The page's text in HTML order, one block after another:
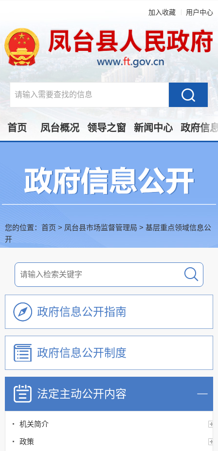
加入收藏 用户中心
首页 凤台概况 领导之窗 新闻中心 政府信
您的位置： 首页 > 凤台县市场监督管理局 > 基层重点领域信息公
开
政府信息公开指南
政府信息公开制度
法定主动公开内容
机关简介
政策